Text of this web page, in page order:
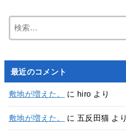
索:
最近のコメント
敷地が増えた。 に hiro より
敷地が増えた。 に 五反田猫 より